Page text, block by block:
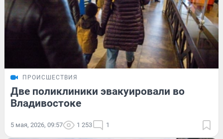
ПРОИСШЕСТВИЯ
Две поликлиники эвакуировали во
Владивостоке
5 мая, 2026, 09:57 1 253 1